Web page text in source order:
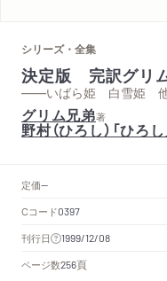
シリーズ・全集
決定版 完訳グリ
——いばら姫 白雪姫 他
グリム兄弟著
野村（ひろし）「ひろ
定価--
Cコード0397
刊行日
1999/12/08
ページ数256頁